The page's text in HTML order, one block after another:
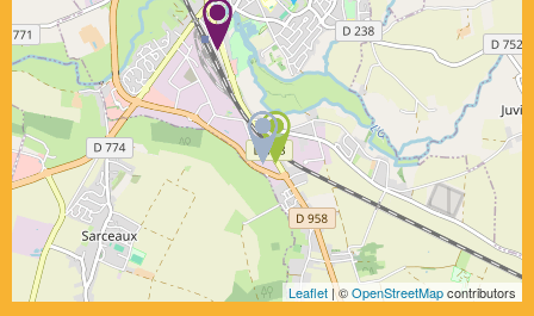
Leaflet | ©OpenStreetMapcontributors